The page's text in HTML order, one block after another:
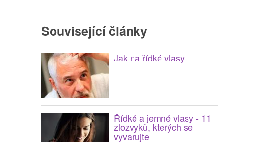
Související články
Jak na řídké vlasy
Řídké a jemné vlasy - 11
zlozvyků, kterých se
vyvarujte